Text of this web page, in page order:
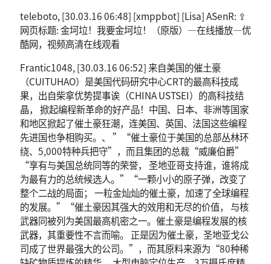
teleboto, [30.03.16 06:48] [xmppbot] [Lisa] ASenR: ⇪
网页标题: 金坷垃！我要金坷垃！（原版）—在线播放—优
酷网，视频高清在线观看
Frantic1048, [30.03.16 06:52] 来自美国的催土豪
（CUITUHAO）是美国代码研究中心CRT的最高科技成
果，出自柴拿优势提事诶（CHINA USTSEI）的高科技结
晶， 掀起编程新革命的好产品！中国、日本、非洲等国家
和地区掀起了催土豪狂潮，连美国、英国、法国这些编程
先进国也争相购买。、 ”“催土豪位于美国的总部丛林环
绕、5,000特种兵把守”，而且集团的总裁“威廉伯爵”
“享有与美国总统同等的荣誉， 圣地亚哥支持谁，谁将成
为最有力的总统候选人。”“一颗小小的原子弹，改变了
整个二战的局面； 一粒金灿灿的催土豪，加速了全球编程
的发展。”“催土豪因其强大的效用和无尽的价值， 与核
武器同被列为美国最高机密之一。催土豪是编程发展的核
武器，其重要性不言而喻。 正是因为催土豪，圣地亚戈公
司成了世界最强大的公司。”，而其原料来源为“80种稀